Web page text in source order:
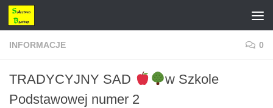
Przejdź do treści
INFORMACJE 0
TRADYCYJNY SAD
w Szkole
Podstawowej numer 2